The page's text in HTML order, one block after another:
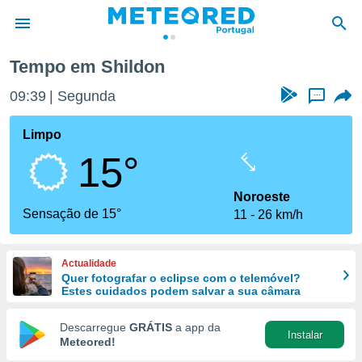
da
foi
fornecidas
a este
das
e
forma
digital
Tempo em Shildon
09:39 Segunda ...
Limpo
15°
Sensação de 15°
Noroeste
11
26 km/h
Actualidade
Quer fotografar o eclipse com o telemóvel?
Estes cuidados podem salvar a sua câmara
Descarregue GRÁTIS a app da
Meteored!
Instalar